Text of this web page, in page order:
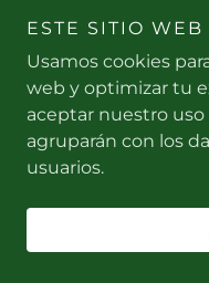
CONSIGUE LAS
ESTE SITIO
Usamos cookies
web y optimizar tu
aceptar nuestro uso
agruparán con los
usuarios.